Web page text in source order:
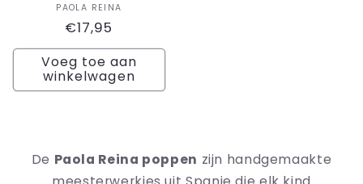
Verkoper:
PAOLA REINA
Normale
prijs
€17,95
Voeg toe aan
winkelwagen
De Paola Reina poppen zijn handgemaakte